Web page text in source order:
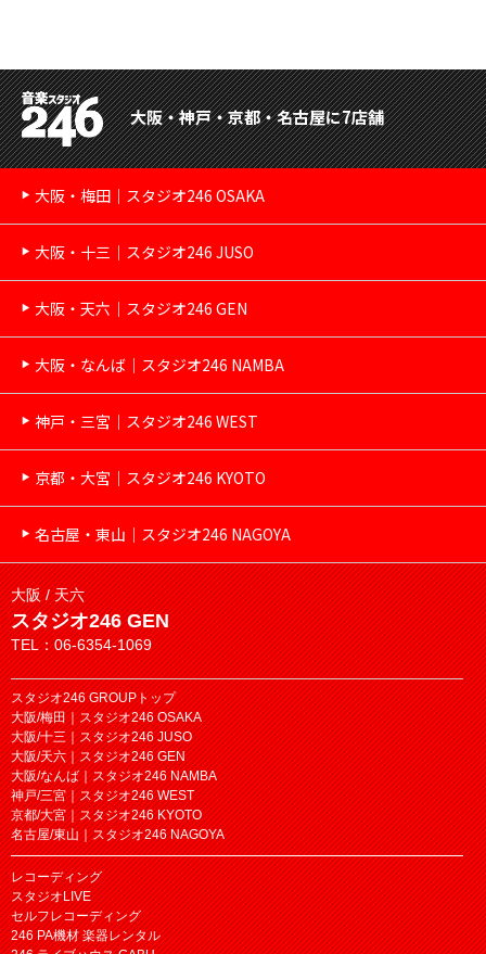
大阪・神戸・京都・名古屋に7店舗
大阪・梅田｜スタジオ246 OSAKA
大阪・十三｜スタジオ246 JUSO
大阪・天六｜スタジオ246 GEN
大阪・なんば｜スタジオ246 NAMBA
神戸・三宮｜スタジオ246 WEST
京都・大宮｜スタジオ246 KYOTO
名古屋・東山｜スタジオ246 NAGOYA
大阪 / 天六
スタジオ246 GEN
TEL：06-6354-1069
スタジオ246 GROUPトップ
大阪/梅田｜スタジオ246 OSAKA
大阪/十三｜スタジオ246 JUSO
大阪/天六｜スタジオ246 GEN
大阪/なんば｜スタジオ246 NAMBA
神戸/三宮｜スタジオ246 WEST
京都/大宮｜スタジオ246 KYOTO
名古屋/東山｜スタジオ246 NAGOYA
レコーディング
スタジオLIVE
セルフレコーディング
246 PA機材 楽器レンタル